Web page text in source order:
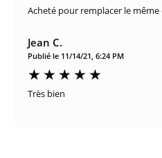
Acheté pour remplacer le même
Jean C.
Publié le 11/14/21, 6:24 PM
Très bien